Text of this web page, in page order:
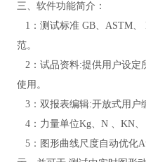
三、软件功能简介：
1：测试标准 GB、ASTM
范。
2：试品资料:提供用户设定
使用。
3：双报表编辑:开放式用户
4：力量单位Kg、N 、KN、
5：图形曲线尺度自动优化